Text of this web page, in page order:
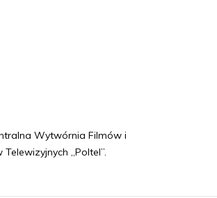
Wytwórnia Filmów i
„Poltel”.